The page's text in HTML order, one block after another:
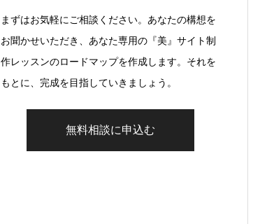
まずはお気軽にご相談ください。あなたの構想を
お聞かせいただき、あなた専用の『美』サイト制
作レッスンのロードマップを作成します。それを
もとに、完成を目指していきましょう。
無料相談に申込む